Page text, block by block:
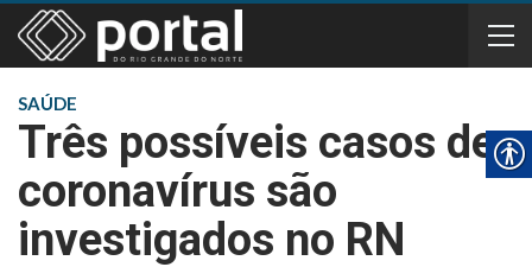
SAÚDE
Três possíveis casos de
coronavírus são
investigados no RN